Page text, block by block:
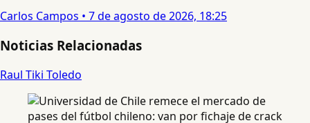
Carlos Campos • 7 de agosto de 2026, 18:25
Noticias Relacionadas
Raul Tiki Toledo